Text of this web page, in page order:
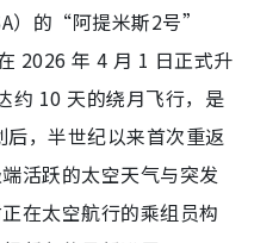
）的“阿提米斯2号”
2026 年 4 月 1 日正式升
约 10 天的绕月飞行，是
，半世纪以来首次重返
活跃的太空天气与突发
在太空航行的乘组员构